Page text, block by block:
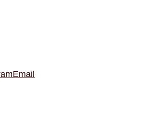
Email